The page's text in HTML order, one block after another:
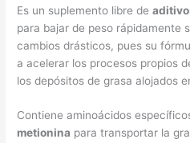
Es un suplemento libre de
para bajar de peso rápidamente
cambios drásticos, pues su
a acelerar los procesos propios
los depósitos de grasa alojados
Contiene aminoácidos
metionina para transportar la